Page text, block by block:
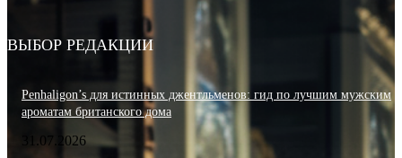
ВЫБОР РЕДАКЦИИ
Penhaligon’s для истинных джентльменов: гид по лучшим мужским
ароматам британского дома
31.07.2026